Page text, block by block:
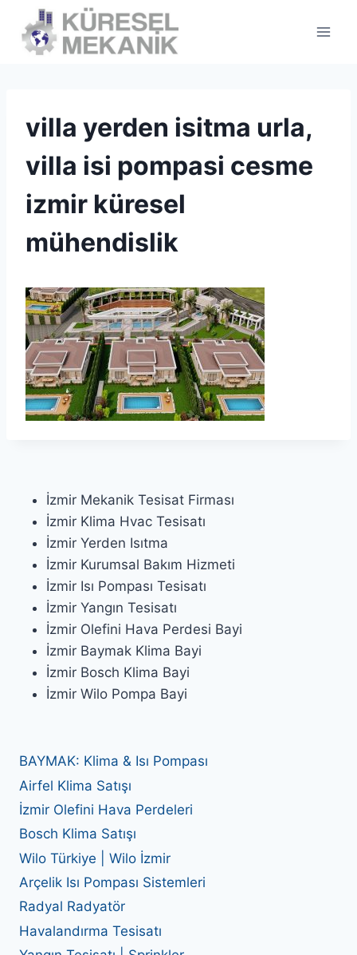
content
villa yerden isitma urla,
villa isi pompasi cesme
izmir küresel
mühendislik
İzmir Mekanik Tesisat Firması
İzmir Klima Hvac Tesisatı
İzmir Yerden Isıtma
İzmir Kurumsal Bakım Hizmeti
İzmir Isı Pompası Tesisatı
İzmir Yangın Tesisatı
İzmir Olefini Hava Perdesi Bayi
İzmir Baymak Klima Bayi
İzmir Bosch Klima Bayi
İzmir Wilo Pompa Bayi
BAYMAK: Klima & Isı Pompası
Airfel Klima Satışı
İzmir Olefini Hava Perdeleri
Bosch Klima Satışı
Wilo Türkiye | Wilo İzmir
Arçelik Isı Pompası Sistemleri
Radyal Radyatör
Havalandırma Tesisatı